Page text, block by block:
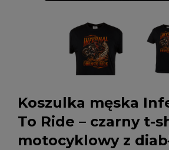
Koszulka męska
To Ride – czarny t-
motocyklowy z